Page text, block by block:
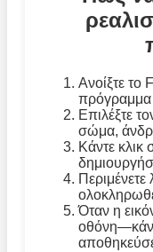
Ανοίξτε το
πρόγραμμα
Επιλέξτε
σώμα,
Κάντε
Περιμένετε
Όταν η